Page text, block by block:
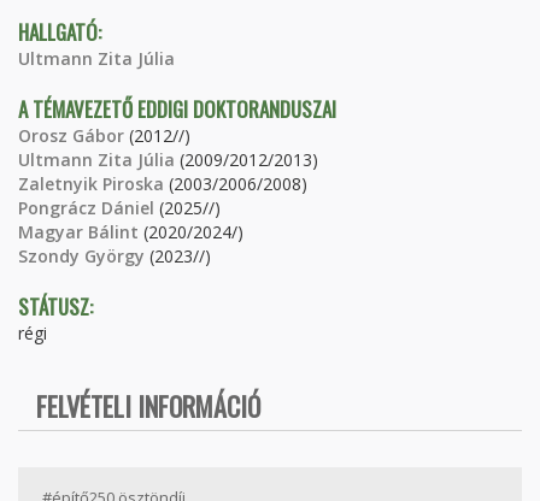
HALLGATÓ:
Ultmann Zita Júlia
A TÉMAVEZETŐ EDDIGI DOKTORANDUSZAI
Orosz Gábor (2012//)
Ultmann Zita Júlia (2009/2012/2013)
Zaletnyik Piroska (2003/2006/2008)
Pongrácz Dániel (2025//)
Magyar Bálint (2020/2024/)
Szondy György (2023//)
STÁTUSZ:
régi
FELVÉTELI INFORMÁCIÓ